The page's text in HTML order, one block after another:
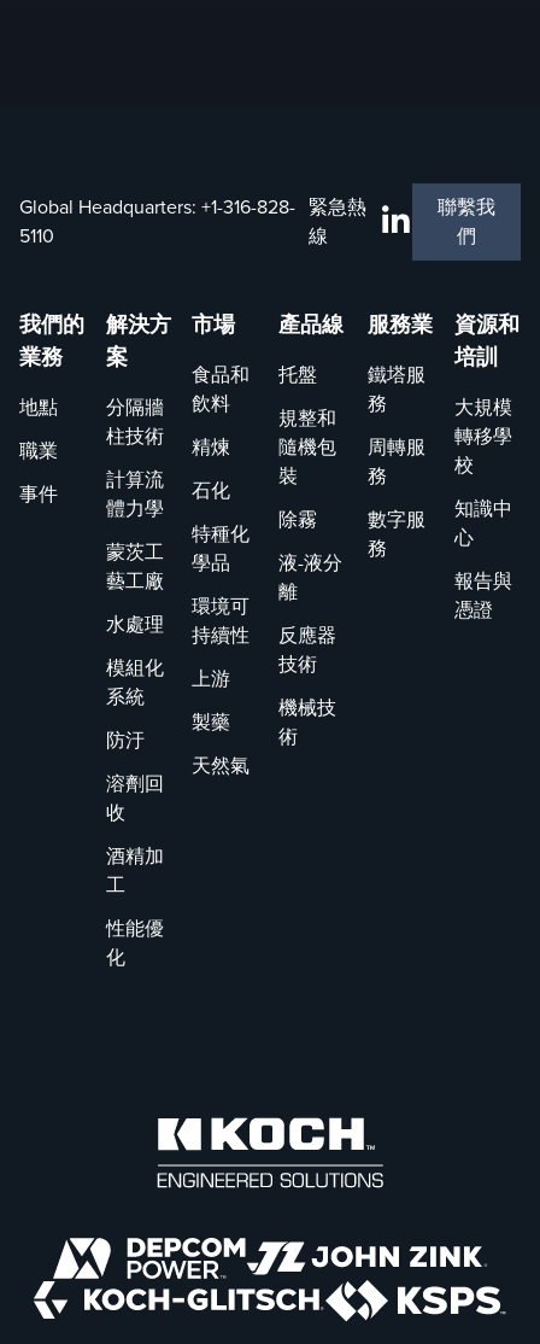
Global Headquarters: +1-316-828-
5110
緊急熱
線
聯繫我
們
我們的
業務
地點
職業
事件
解決方
案
分隔牆
柱技術
計算流
體力學
蒙茨工
藝工廠
水處理
模組化
系統
防汙
溶劑回
收
酒精加
工
性能優
化
市場
食品和
飲料
精煉
石化
特種化
學品
環境可
持續性
上游
製藥
天然氣
產品線
托盤
規整和
隨機包
裝
除霧
液-液分
離
反應器
技術
機械技
術
服務業
鐵塔服
務
周轉服
務
數字服
務
資源和
培訓
大規模
轉移學
校
知識中
心
報告與
憑證